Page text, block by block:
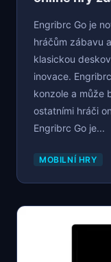
Engribrc Go je
hráčům zábavu
klasickou
inovace.
konzole a může
ostatními hráči
Engribrc Go je...
MOBILNÍ HRY